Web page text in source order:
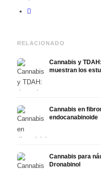
RELACIONADO
Cannabis y
muestran los
Cannabis en
endocanabinoide
Cannabis para
Dronabinol